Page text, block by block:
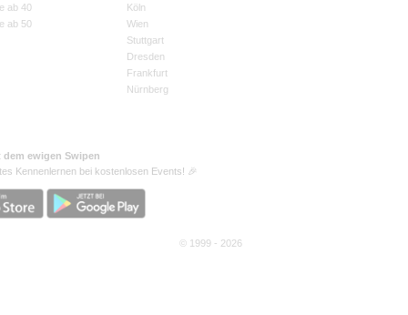
ab 40
ab 50
Köln
Wien
Stuttgart
Dresden
Frankfurt
Nürnberg
dem ewigen Swipen
Kennenlernen bei kostenlosen Events! 🎉
© 1999 - 2026